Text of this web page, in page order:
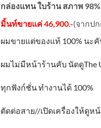
กล่องแทน ใบร้าน สภาพ 98%
มิ้นท์ขายแค่ 46,900.-(จากปก
ผมขายแต่ของแท้ 100% นะคั
ผมไม่มีหน้าร้านคับ นัดดูThe
ทุกฟังก์ชั่น ทำงานได้100%
ตัดต่อสาย//เปิดเครื่องให้ดูห